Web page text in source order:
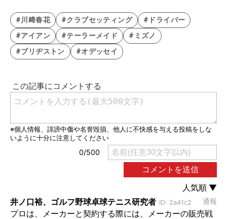
#川﨑春花 #クラブセッティング
#ドライバー
#アイアン
#テーラーメイド
#ミズノ
#ブリヂストン
#オデッセイ